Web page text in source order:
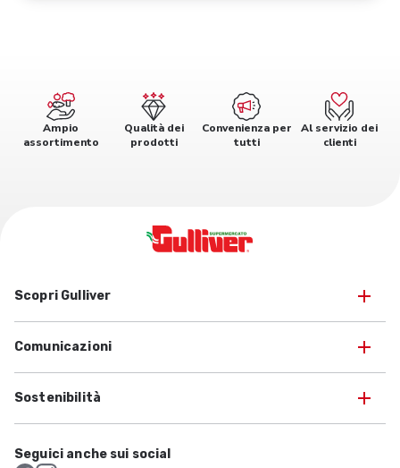
Ampio
assortimento
Qualità dei
prodotti
Convenienza per
tutti
Al servizio dei
clienti
Scopri Gulliver
Comunicazioni
Sostenibilità
Seguici anche sui social